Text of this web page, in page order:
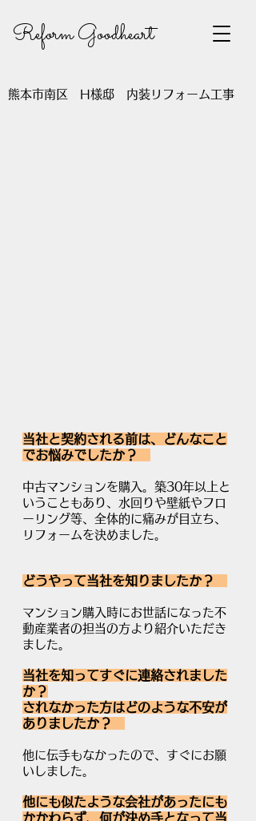
Reform Goodheart
熊本市南区 H様邸 内装リフォーム工事
当社と契約される前は、どんなこと
でお悩みでしたか？
中古マンションを購入。築30年以上と
いうこともあり、水回りや壁紙やフロ
ーリング等、全体的に痛みが目立ち、
リフォームを決めました。
どうやって当社を知りましたか？
マンション購入時にお世話になった不
動産業者の担当の方より紹介いただき
ました。
当社を知ってすぐに連絡されました
か？
されなかった方はどのような不安が
ありましたか？
他に伝手もなかったので、すぐにお願
いしました。
他にも似たような会社があったにも
かかわらず、何が決め手となって当